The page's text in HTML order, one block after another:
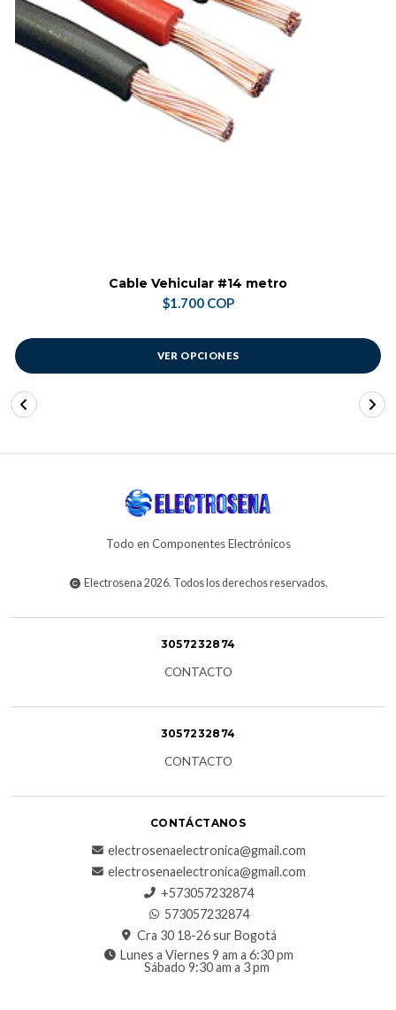
Cable Vehicular #14 metro
$1.700 COP
VER OPCIONES
Todo en Componentes Electrónicos
Electrosena 2026. Todos los derechos reservados.
3057232874
CONTACTO
3057232874
CONTACTO
CONTÁCTANOS
electrosenaelectronica@gmail.com
electrosenaelectronica@gmail.com
+573057232874
573057232874
Cra 30 18-26 sur Bogotá
Lunes a Viernes 9 am a 6:30 pm
Sábado 9:30 am a 3 pm